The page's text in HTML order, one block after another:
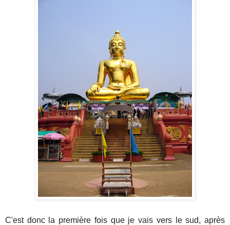
C'est donc la première fois que je vais vers le sud, après